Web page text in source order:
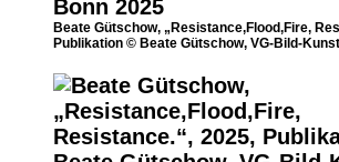
Beate Gütschow, „Resistance,Flood,Fire,
Publikation © Beate Gütschow, VG-Bild-